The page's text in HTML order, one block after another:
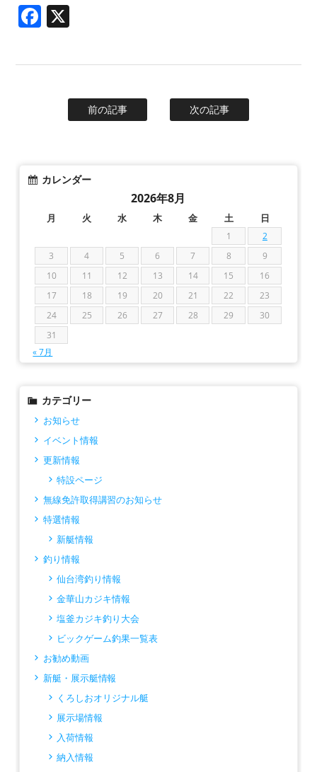
Facebook
前の記事 次の記事
カレンダー
2026年8月
月 火 水 木 金 土 日
1
2
3
4 5 6 7 8
9
10
11 12 13 14 15
16
17
18 19 20 21 22
23
24
25 26 27 28 29
30
31
« 7月
カテゴリー
お知らせ
イベント情報
更新情報
特設ページ
無線免許取得講習のお知らせ
特選情報
新艇情報
釣り情報
仙台湾釣り情報
金華山カジキ情報
塩釜カジキ釣り大会
ビックゲーム釣果一覧表
お勧め動画
新艇・展示艇情報
くろしおオリジナル艇
展示場情報
入荷情報
納入情報